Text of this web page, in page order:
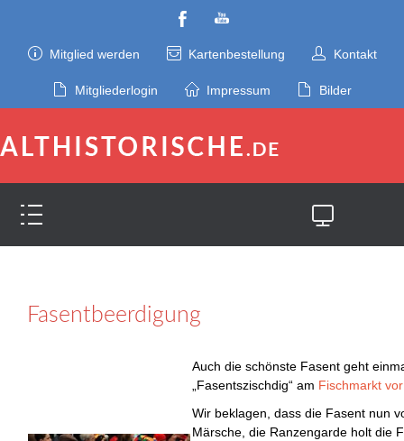
Mitglied werden Kartenbestellung Kontakt
Mitgliederlogin Impressum Bilder
Fasentbeerdigung
Auch die schönste Fasent geht
„Fasentszischdig“ am Fischmarkt
Wir beklagen, dass die Fasent nun
Märsche, die Ranzengarde holt die